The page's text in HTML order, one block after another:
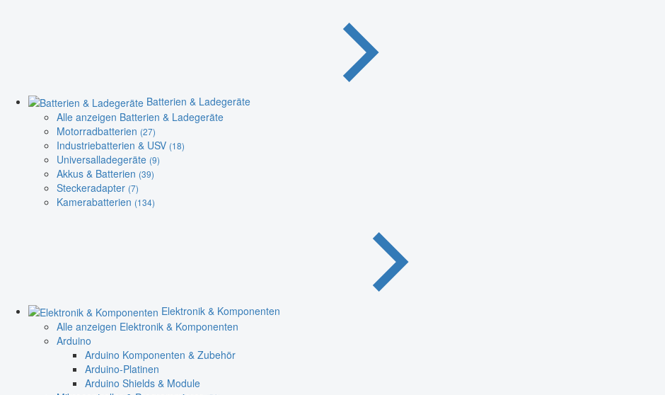
Batterien & Ladegeräte
Alle anzeigen Batterien & Ladegeräte
Motorradbatterien (27)
Industriebatterien & USV (18)
Universalladegeräte (9)
Akkus & Batterien (39)
Steckeradapter (7)
Kamerabatterien (134)
Elektronik & Komponenten
Alle anzeigen Elektronik & Komponenten
Arduino
Arduino Komponenten & Zubehör
Arduino-Platinen
Arduino Shields & Module